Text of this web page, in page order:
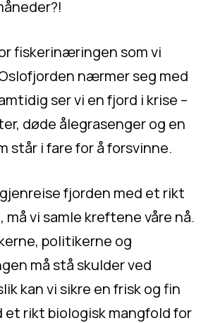
fiskerinæringen som vi
nærmer seg med
ser vi en fjord i krise –
døde ålegrasenger og en
står i fare for å forsvinne.
fjorden med et rikt
må vi samle kreftene våre nå.
politikerne og
må stå skulder ved
kan vi sikre en frisk og fin
et rikt biologisk mangfold for